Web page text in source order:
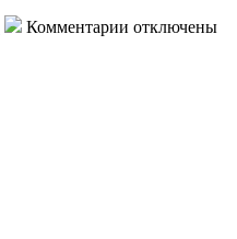
Комментарии отключены